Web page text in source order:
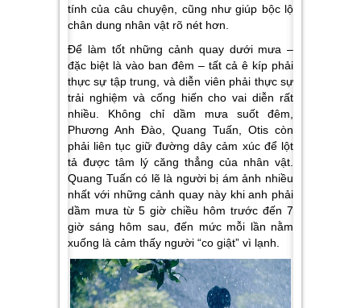
tính của câu chuyện, cũng như giúp bộc lộ
chân dung nhân vật rõ nét hơn.
Để làm tốt những cảnh quay dưới mưa –
đặc biệt là vào ban đêm – tất cả ê kíp phải
thực sự tập trung, và diễn viên phải thực sự
trải nghiệm và cống hiến cho vai diễn rất
nhiều. Không chỉ dầm mưa suốt đêm,
Phương Anh Đào, Quang Tuấn, Otis còn
phải liên tục giữ đường dây cảm xúc để lột
tả được tâm lý căng thẳng của nhân vật.
Quang Tuấn có lẽ là người bị ám ảnh nhiều
nhất với những cảnh quay này khi anh phải
dầm mưa từ 5 giờ chiều hôm trước đến 7
giờ sáng hôm sau, đến mức mỗi lần nằm
xuống là cảm thấy người “co giật” vì lạnh.